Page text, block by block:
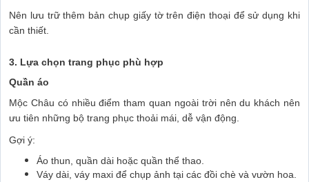
Nên lưu trữ thêm bản chụp giấy tờ trên điện thoại để sử dụng khi
cần thiết.
3. Lựa chọn trang phục phù hợp
Quần áo
Mộc Châu có nhiều điểm tham quan ngoài trời nên du khách nên
ưu tiên những bộ trang phục thoải mái, dễ vận động.
Gợi ý:
Áo thun, quần dài hoặc quần thể thao.
Váy dài, váy maxi để chụp ảnh tại các đồi chè và vườn hoa.